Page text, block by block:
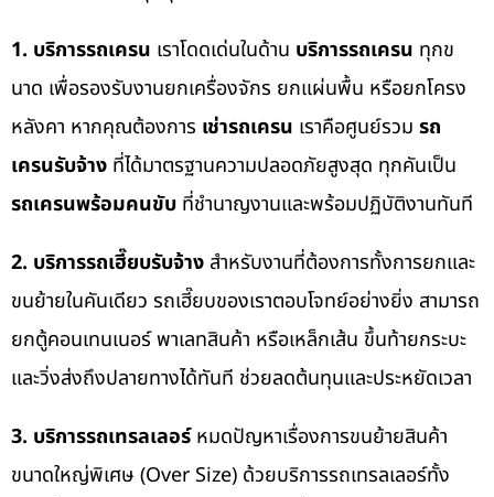
1. บริการรถเครน เราโดดเด่นในด้าน บริการรถเครน ทุกข
นาด เพื่อรองรับงานยกเครื่องจักร ยกแผ่นพื้น หรือยกโครง
หลังคา หากคุณต้องการ เช่ารถเครน เราคือศูนย์รวม รถ
เครนรับจ้าง ที่ได้มาตรฐานความปลอดภัยสูงสุด ทุกคันเป็น
รถเครนพร้อมคนขับ ที่ชำนาญงานและพร้อมปฏิบัติงานทันที
2. บริการรถเฮี๊ยบรับจ้าง สำหรับงานที่ต้องการทั้งการยกและ
ขนย้ายในคันเดียว รถเฮี๊ยบของเราตอบโจทย์อย่างยิ่ง สามารถ
ยกตู้คอนเทนเนอร์ พาเลทสินค้า หรือเหล็กเส้น ขึ้นท้ายกระบะ
และวิ่งส่งถึงปลายทางได้ทันที ช่วยลดต้นทุนและประหยัดเวลา
3. บริการรถเทรลเลอร์หมดปัญหาเรื่องการขนย้ายสินค้า
ขนาดใหญ่พิเศษ (Over Size) ด้วยบริการรถเทรลเลอร์ทั้ง